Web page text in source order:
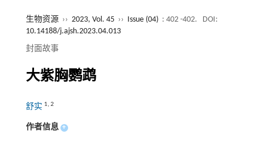
生物资源 ›› 2023, Vol. 45 ›› Issue (04) : 402 -402.
DOI:
10.14188/j.ajsh.2023.04.013
封面故事
大紫胸鹦鹉
舒实 1, 2
作者信息 +